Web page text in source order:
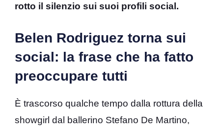
rotto il silenzio sui suoi profili social.
Belen Rodriguez torna sui
social: la frase che ha fatto
preoccupare tutti
È trascorso qualche tempo dalla rottura della
showgirl dal ballerino Stefano De Martino,